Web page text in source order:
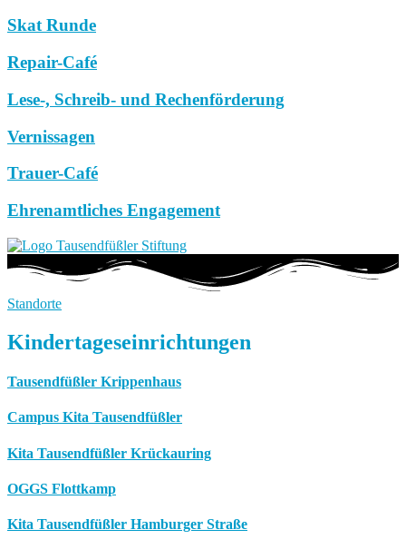
Skat Runde
Repair-Café
Lese-, Schreib- und Rechenförderung
Vernissagen
Trauer-Café
Ehrenamtliches Engagement
Standorte
Kindertageseinrichtungen
Tausendfüßler Krippenhaus
Campus Kita Tausendfüßler
Kita Tausendfüßler Krückauring
OGGS Flottkamp
Kita Tausendfüßler Hamburger Straße